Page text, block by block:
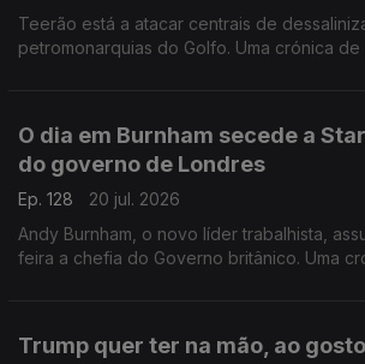
Teerão está a atacar centrais de
petromonarquias do Golfo. Uma crónica de
O dia em Burnham secede a
do governo de Londres
Ep. 128
20 jul. 2026
Andy Burnham, o novo líder trabalhista,
feira a chefia do Governo britânico. Uma
Trump quer ter na mão, ao